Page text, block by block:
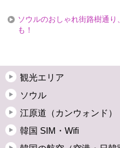
ソウルのおしゃれ街路樹通
も！
観光エリア
ソウル
江原道（カンウォンド）
韓国 SIM・Wifi